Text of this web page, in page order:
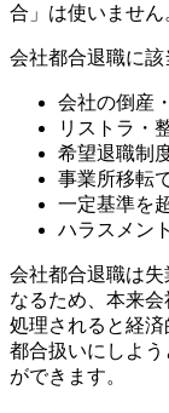
合」は使いません
会社都合退職に該
会社の倒産
リストラ・
希望退職制
事業所移転
一定基準を
ハラスメン
会社都合退職は失
なるため、本来
処理されると経
都合扱いにしよ
ができます。